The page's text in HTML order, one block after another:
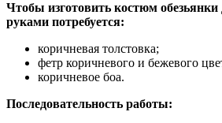
Чтобы изготовить костюм
руками потребуется:
коричневая толстовка;
фетр коричневого и бежевого
коричневое боа.
Последовательность работы: